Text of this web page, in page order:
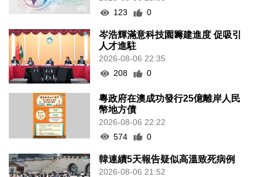
123
0
岑浩輝滿意科技園籌建進度 促吸引
人才進駐
2026-08-06 22:35
208
0
粵政府在澳成功發行25億離岸人民
幣地方債
2026-08-06 22:22
574
0
韓連續5天報告疑似高溫致死病例
2026-08-06 21:52